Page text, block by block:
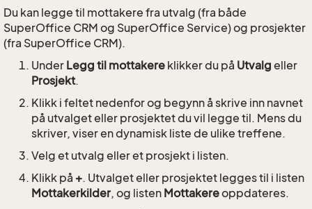
Du kan legge til mottakere fra utvalg (fra både
SuperOffice CRM og SuperOffice Service) og prosjekter
(fra SuperOffice CRM).
Under Legg til mottakere klikker du på Utvalg eller
Prosjekt.
Klikk i feltet nedenfor og begynn å skrive inn navnet
på utvalget eller prosjektet du vil legge til. Mens du
skriver, viser en dynamisk liste de ulike treffene.
Velg et utvalg eller et prosjekt i listen.
Klikk på +. Utvalget eller prosjektet legges til i listen
Mottakerkilder, og listen Mottakereoppdateres.